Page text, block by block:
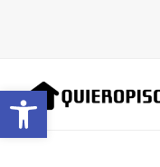
Abrir barra de